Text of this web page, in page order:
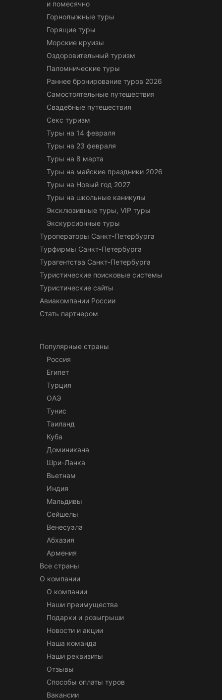
и помесячно
Горнолыжные туры
Горящие туры
Морские круизы
Оздоровительный туризм
Паломнические туры
Раннее бронирование туров 2026
Самостоятельные путешествия
Свадебные путешествия
Секс туризм
Туры на 14 февраля
Туры на 23 февраля
Туры на 8 марта
Туры на майские праздники 2026
Туры на Новый год 2027
Туры на школьные каникулы
Эксклюзивные туры, VIP туры
Экскурсионные туры
Туроператоры Санкт-Петербурга
Турфирмы Санкт-Петербурга
Турагентства Санкт-Петербурга
Туристические поисковые системы
Туристические сайты
Авиакомпании России
Стать партнером
Популярные страны
Россия
Египет
Турция
ОАЭ
Тунис
Таиланд
Куба
Доминикана
Шри-Ланка
Вьетнам
Индия
Мальдивы
Сейшелы
Венесуэла
Абхазия
Армения
Все страны
О компании
О компании
Наши преимущества
Подарки и розыгрыши
Новости и акции
Наша команда
Наши реквизиты
Отзывы
Способы оплаты туров
Вакансии